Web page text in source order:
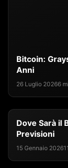
Bitcoin:
Anni
26 Luglio 20266
Dove Sarà il
Previsioni
15 Gennaio 2026